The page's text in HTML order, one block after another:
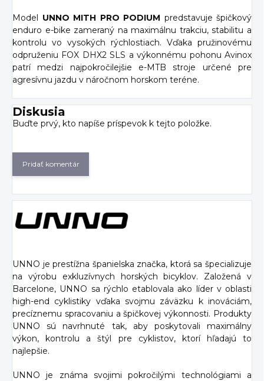
Model UNNO MITH PRO PODIUM predstavuje špičkový
enduro e-bike zameraný na maximálnu trakciu, stabilitu a
kontrolu vo vysokých rýchlostiach. Vďaka pružinovému
odpruženiu FOX DHX2 SLS a výkonnému pohonu Avinox
patrí medzi najpokročilejšie e-MTB stroje určené pre
agresívnu jazdu v náročnom horskom teréne.
Diskusia
Buďte prvý, kto napíše príspevok k tejto položke.
Pridať komentár
UNNO je prestížna španielska značka, ktorá sa špecializuje
na výrobu exkluzívnych horských bicyklov. Založená v
Barcelone, UNNO sa rýchlo etablovala ako líder v oblasti
high-end cyklistiky vďaka svojmu záväzku k inováciám,
precíznemu spracovaniu a špičkovej výkonnosti. Produkty
UNNO sú navrhnuté tak, aby poskytovali maximálny
výkon, kontrolu a štýl pre cyklistov, ktorí hľadajú to
najlepšie.
UNNO je známa svojimi pokročilými technológiami a